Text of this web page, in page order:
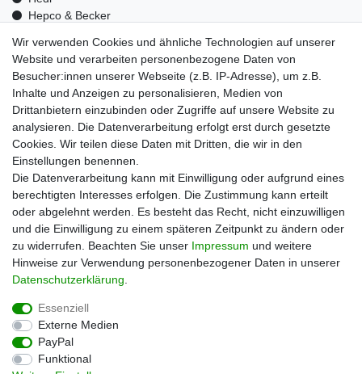
Hepco & Becker
Optrel
Pressol
Telwin
Mehr über uns
Zahlungsarten
Versand
Kontakt
Unsere Kaufabwicklung ist durch SSL gesichert
Impressum
Wir verwenden Cookies und ähnliche Technologien auf unserer
Website und verarbeiten personenbezogene Daten von
Besucher:innen unserer Webseite (z.B. IP-Adresse), um z.B.
Inhalte und Anzeigen zu personalisieren, Medien von
Drittanbietern einzubinden oder Zugriffe auf unsere Website zu
analysieren. Die Datenverarbeitung erfolgt erst durch gesetzte
Cookies. Wir teilen diese Daten mit Dritten, die wir in den
Einstellungen benennen.
Die Datenverarbeitung kann mit Einwilligung oder aufgrund eines
berechtigten Interesses erfolgen. Die Zustimmung kann erteilt
oder abgelehnt werden. Es besteht das Recht, nicht einzuwilligen
und die Einwilligung zu einem späteren Zeitpunkt zu ändern oder
zu widerrufen. Beachten Sie unser Impressum und weitere
Hinweise zur Verwendung personenbezogener Daten in unserer
Daten­schutz­erklärung
Essenziell
Externe Medien
PayPal
Funktional